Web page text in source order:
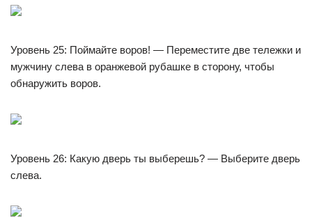
Уровень 25: Поймайте воров! — Переместите две тележки и
мужчину слева в оранжевой рубашке в сторону, чтобы
обнаружить воров.
Уровень 26: Какую дверь ты выберешь? — Выберите дверь
слева.